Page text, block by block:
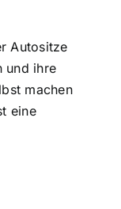
Autositze
und ihre
machen
eine